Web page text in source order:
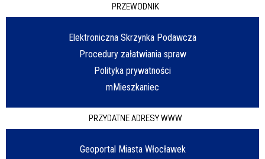
PRZEWODNIK
Elektroniczna Skrzynka Podawcza
Procedury załatwiania spraw
Polityka prywatności
mMieszkaniec
PRZYDATNE ADRESY WWW
Geoportal Miasta Włocławek